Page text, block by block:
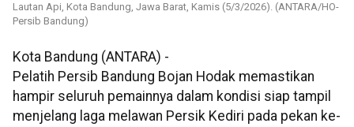
Lautan Api, Kota Bandung, Jawa Barat, Kamis (5/3/2026). (ANTARA/HO-
Persib Bandung)
Kota Bandung (ANTARA) -
Pelatih Persib Bandung Bojan Hodak memastikan
hampir seluruh pemainnya dalam kondisi siap tampil
menjelang laga melawan Persik Kediri pada pekan ke-